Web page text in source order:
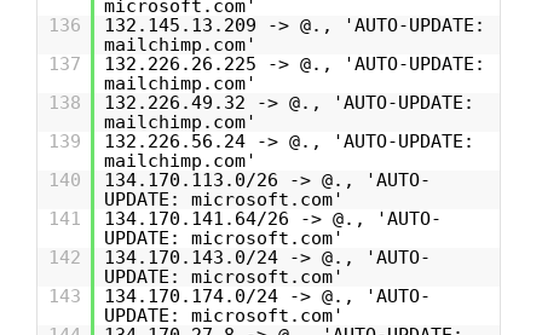
microsoft.com'
136
132.145.13.209 -> @., 'AUTO-UPDATE:
mailchimp.com'
137
132.226.26.225 -> @., 'AUTO-UPDATE:
mailchimp.com'
138
132.226.49.32 -> @., 'AUTO-UPDATE:
mailchimp.com'
139
132.226.56.24 -> @., 'AUTO-UPDATE:
mailchimp.com'
140
134.170.113.0/26 -> @., 'AUTO-
UPDATE: microsoft.com'
141
134.170.141.64/26 -> @., 'AUTO-
UPDATE: microsoft.com'
142
134.170.143.0/24 -> @., 'AUTO-
UPDATE: microsoft.com'
143
134.170.174.0/24 -> @., 'AUTO-
UPDATE: microsoft.com'